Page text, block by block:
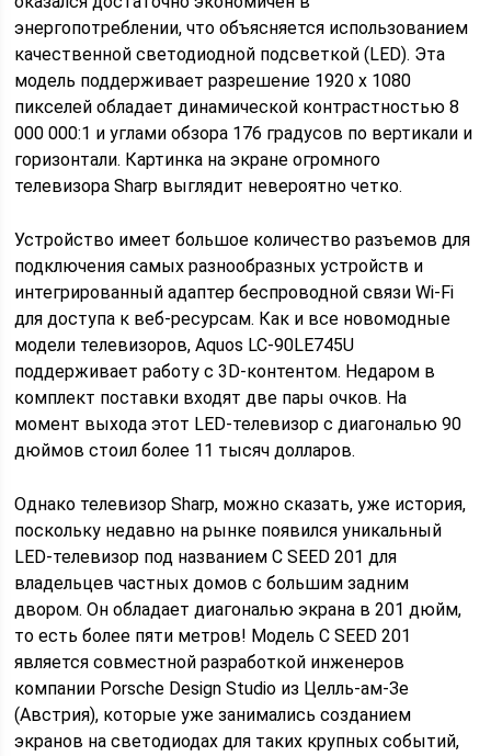
энергопотреблении, что объясняется использованием
качественной светодиодной подсветкой (LED). Эта
модель поддерживает разрешение 1920 х 1080
пикселей обладает динамической контрастностью 8
000 000:1 и углами обзора 176 градусов по вертикали и
горизонтали. Картинка на экране огромного
телевизора Sharp выглядит невероятно четко.
Устройство имеет большое количество разъемов для
подключения самых разнообразных устройств и
интегрированный адаптер беспроводной связи Wi-Fi
для доступа к веб-ресурсам. Как и все новомодные
модели телевизоров, Aquos LC-90LE745U
поддерживает работу с 3D-контентом. Недаром в
комплект поставки входят две пары очков. На
момент выхода этот LED-телевизор с диагональю 90
дюймов стоил более 11 тысяч долларов.
Однако телевизор Sharp, можно сказать, уже история,
поскольку недавно на рынке появился уникальный
LED-телевизор под названием C SEED 201 для
владельцев частных домов с большим задним
двором. Он обладает диагональю экрана в 201 дюйм,
то есть более пяти метров! Модель C SEED 201
является совместной разработкой инженеров
компании Porsche Design Studio из Целль-ам-Зе
(Австрия), которые уже занимались созданием
экранов на светодиодах для таких крупных событий,